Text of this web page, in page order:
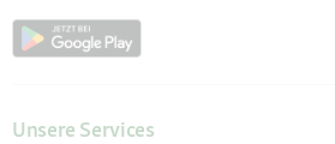
Unsere Services